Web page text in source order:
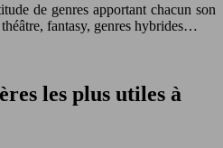
de genres apportant chacun son
fantasy, genres hybrides…
les plus utiles à